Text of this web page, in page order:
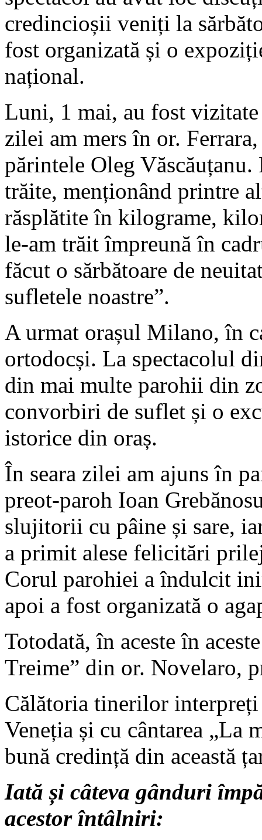
credincioșii veniți la
fost organizată și o
național.
Luni, 1 mai, au fost
zilei am mers în or.
părintele Oleg
trăite, menționând printre
răsplătite în kilograme,
le-am trăit împreună în
făcut o sărbătoare de
sufletele noastre”.
A urmat orașul Milano, în
ortodocși. La spectacolul
din mai multe parohii din
convorbiri de suflet și o
istorice din oraș.
În seara zilei am ajuns în
preot-paroh Ioan
slujitorii cu pâine și sare,
a primit alese felicitări
Corul parohiei a îndulcit
apoi a fost organizată o
Totodată, în aceste în
Treime” din or. Novelaro,
Călătoria tinerilor
Veneția și cu cântarea „La
bună credință din această
Iată și câteva gânduri
acestor întâlniri: